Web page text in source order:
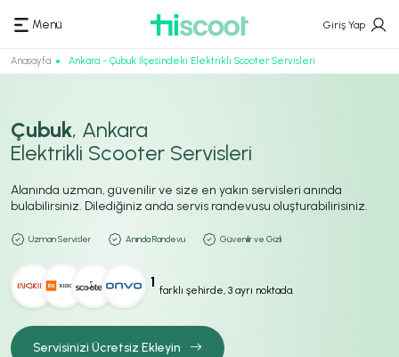
Menü Giriş Yap
Anasayfa Ankara - Çubuk İlçesindeki Elektrikli Scooter Servisleri
Çubuk, Ankara
Elektrikli Scooter Servisleri
Alanında uzman, güvenilir ve size en yakın servisleri anında
bulabilirsiniz. Dilediğiniz anda servis randevusu oluşturabilirisiniz.
Uzman Servisler Anında Randevu Güvenilir ve Gizli
1 farklı şehirde, 3 ayrı noktada.
Servisinizi Ücretsiz Ekleyin